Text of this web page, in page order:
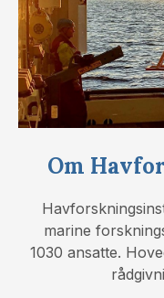
Om
marine
1030 ansatte.